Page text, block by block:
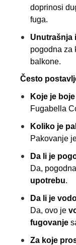
doprinosi
fuga.
Unutrašnja
pogodna za
balkone.
Često
Koje je
Fugabella
Koliko je
Pakovanje
Da li je
Da,
upotrebu.
Da li je
Da, ovo je
fugovanje
Za koje